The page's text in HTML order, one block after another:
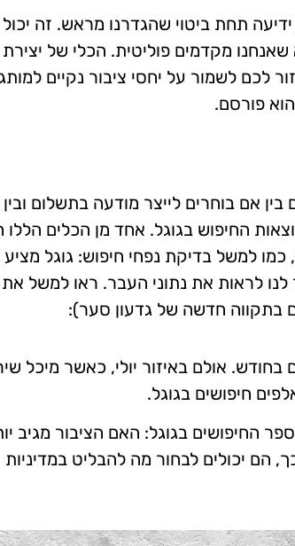
תחת ביטוי שהגדרנו מראש. זה יכול
מקדמים פוליטית. הכלי של יצירת
לכם לשמור על יחסי ציבור נקיים למותג
פורסם.
אם בוחרים לייצר מודעה בתשלום
החיפוש בגוגל. אחד מן הכלים הללו
כמו למשל בדיקת נפחי חיפוש: גוגל מציע
לראות את נתוני העבר. ראו למשל את
בתקווה חדשה של גדעון סער):
אולם באיזור יולי, כאשר מיכל
חיפושים בגוגל.
החיפושים בגוגל: האם הציבור מגיב
יכולים לבחור מה להבליט במדיניות